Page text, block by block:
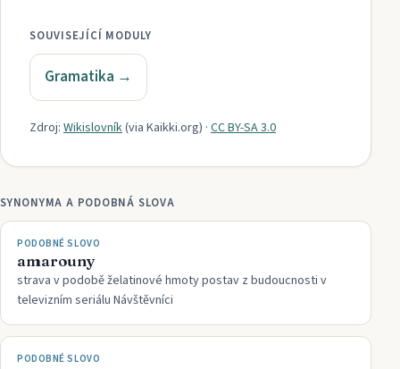
SOUVISEJÍCÍ MODULY
Gramatika →
Zdroj: Wikislovník(via Kaikki.org) · CC BY-SA 3.0
SYNONYMA A PODOBNÁ SLOVA
PODOBNÉ SLOVO
amarouny
strava v podobě želatinové hmoty postav z budoucnosti v
televizním seriálu Návštěvníci
PODOBNÉ SLOVO